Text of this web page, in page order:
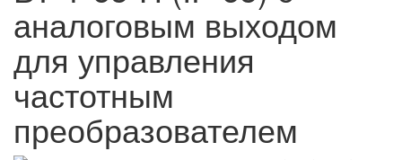
аналоговым выходом
для управления
частотным
преобразователем